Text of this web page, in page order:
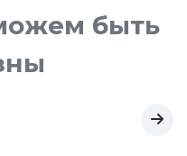
быть